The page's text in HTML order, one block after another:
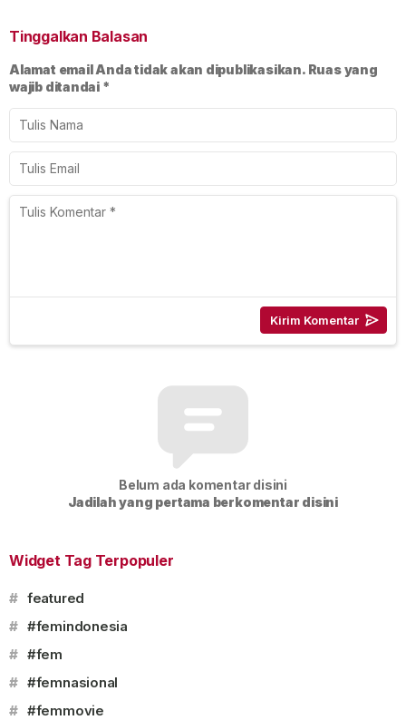
Tinggalkan Balasan
Alamat email Anda tidak akan dipublikasikan. Ruas yang
wajib ditandai *
Belum ada komentar disini
Jadilah yang pertama berkomentar disini
Widget Tag Terpopuler
# featured
# #femindonesia
# #fem
# #femnasional
# #femmovie